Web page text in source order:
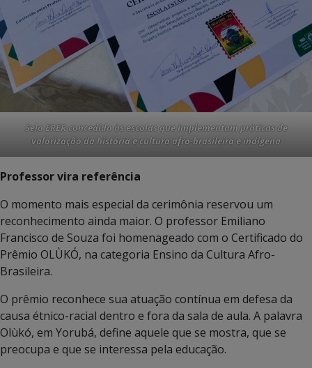
Selo ERER concedido às escolas que implementam práticas de
valorização da história e cultura afro-brasileira e indígena
Professor vira referência
O momento mais especial da cerimônia reservou um
reconhecimento ainda maior. O professor Emiliano
Francisco de Souza foi homenageado com o Certificado do
Prêmio OLÙKÓ, na categoria Ensino da Cultura Afro-
Brasileira.
O prêmio reconhece sua atuação contínua em defesa da
causa étnico-racial dentro e fora da sala de aula. A palavra
Olùkó, em Yorubá, define aquele que se mostra, que se
preocupa e que se interessa pela educação.